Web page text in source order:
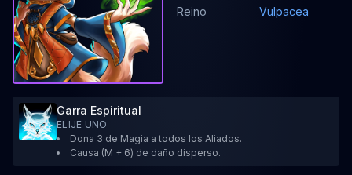
Reino
Vulpacea
Garra Espiritual
ELIJE UNO
Dona 3 de Magia a todos los Aliados.
Causa (M + 6) de daño disperso.